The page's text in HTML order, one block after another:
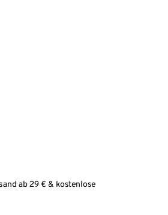
ab 29 € & kostenlose